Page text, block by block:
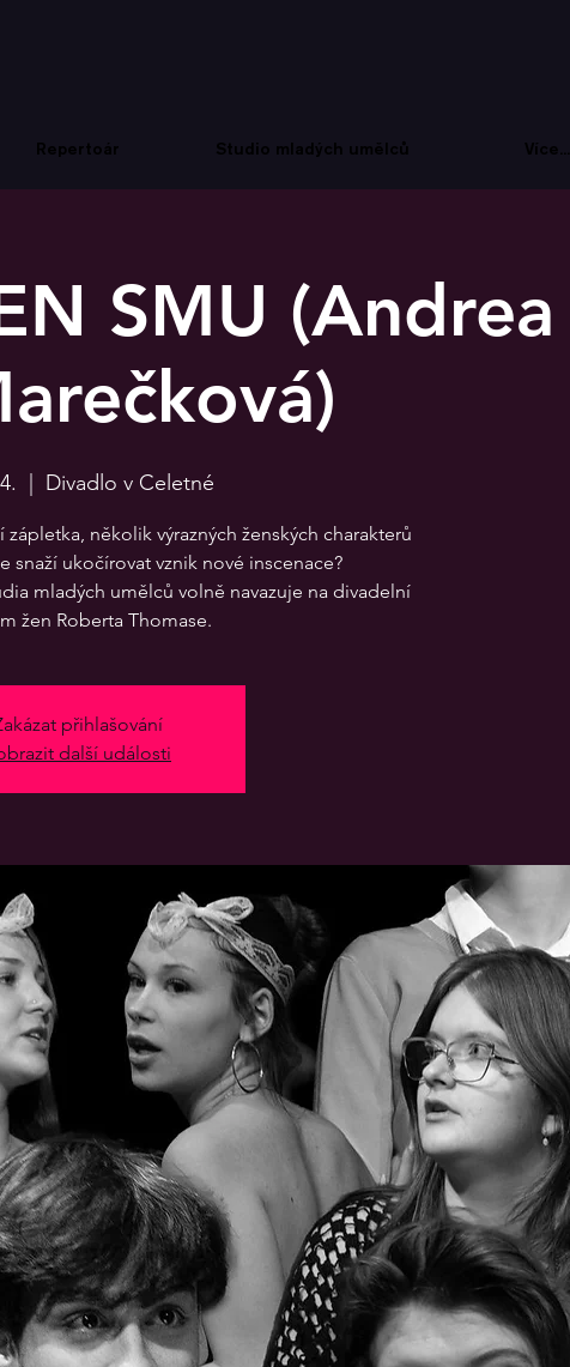
Repertoár Studio mladých umělců Více...
SMU (Andrea
Divadlo v Celetné
několik výrazných ženských charakterů
snaží ukočírovat vznik nové inscenace?
mladých umělců volně navazuje na divadelní
žen Roberta Thomase.
přihlašování
další události